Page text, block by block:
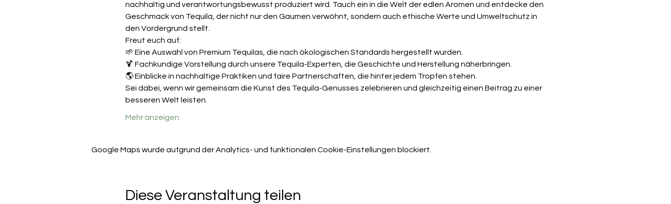
nachhaltig und verantwortungsbewusst produziert wird. Tauch ein in die Welt der edlen Aromen und entdecke den
Geschmack von Tequila, der nicht nur den Gaumen verwöhnt, sondern auch ethische Werte und Umweltschutz in
den Vordergrund stellt.
Freut euch auf:
🌱 Eine Auswahl von Premium Tequilas, die nach ökologischen Standards hergestellt wurden.
🍹 Fachkundige Vorstellung durch unsere Tequila-Experten, die Geschichte und Herstellung näherbringen.
🌎 Einblicke in nachhaltige Praktiken und faire Partnerschaften, die hinter jedem Tropfen stehen.
Sei dabei, wenn wir gemeinsam die Kunst des Tequila-Genusses zelebrieren und gleichzeitig einen Beitrag zu einer
besseren Welt leisten.
Mehr anzeigen
Google Maps wurde aufgrund der Analytics- und funktionalen Cookie-Einstellungen blockiert.
Diese Veranstaltung teilen